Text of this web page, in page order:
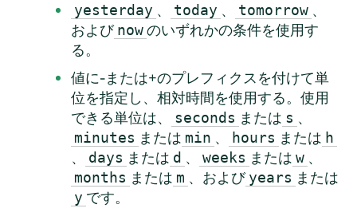
yesterday 、 today 、 tomorrow 、
および now のいずれかの条件を使用す
る。
値に-または+のプレフィクスを付けて単
位を指定し、相対時間を使用する。使用
できる単位は、
seconds または s 、
minutes または min 、 hours または h
、 days または d 、 weeks または w 、
months または m 、および years または
y です。